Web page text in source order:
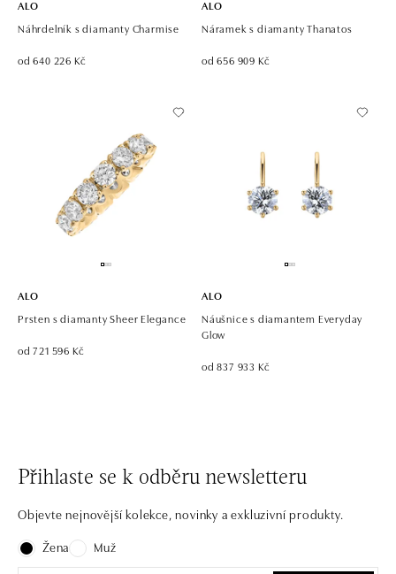
ALO
Náhrdelník s diamanty Charmise
od 640 226 Kč
ALO
Náramek s diamanty Thanatos
od 656 909 Kč
ALO
Prsten s diamanty Sheer Elegance
od 721 596 Kč
ALO
Náušnice s diamantem Everyday
Glow
od 837 933 Kč
Přihlaste se k odběru newsletteru
Objevte nejnovější kolekce, novinky a exkluzivní produkty.
Žena
Muž